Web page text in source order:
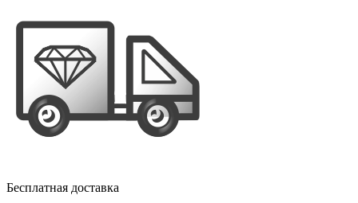
Бесплатная доставка